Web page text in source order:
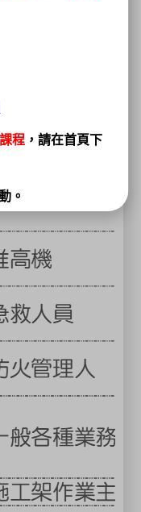
程，請在首頁下
。
入直接報名」方式
名。
連結位於網站右
線為您服務。